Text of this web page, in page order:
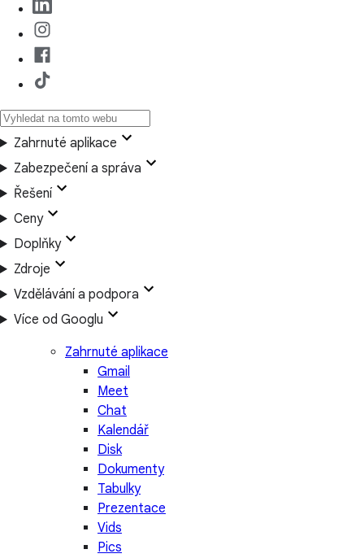
Zahrnuté aplikace
Zabezpečení a správa
Řešení
Ceny
Doplňky
Zdroje
Vzdělávání a podpora
Více od Googlu
Zahrnuté aplikace
Gmail
Meet
Chat
Kalendář
Disk
Dokumenty
Tabulky
Prezentace
Vids
Pics